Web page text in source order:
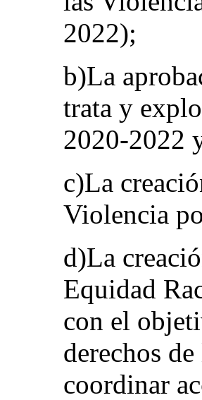
2022);
b)La
trata y
2020-2022
c)La
Violencia
d)La
Equidad
con el
derechos
coordinar